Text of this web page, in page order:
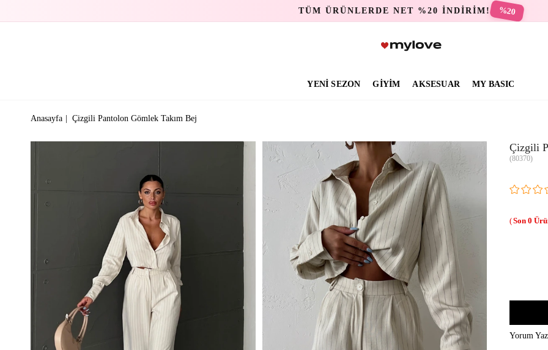
TÜM ÜRÜNLERDE NET %20 İNDİRİM! %20
YENİ SEZON GİYİM AKSESUAR MY BASIC
Anasayfa Çizgili Pantolon Gömlek Takım Bej
Çizgili
(80370)
0
Yorum Yaz